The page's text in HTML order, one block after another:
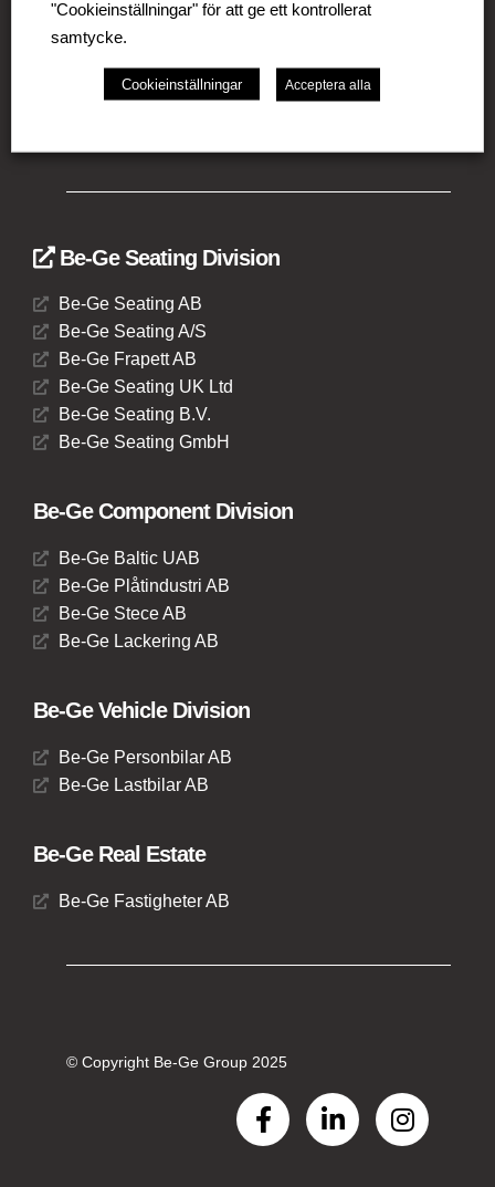
verksamhet i Sverige, Danmark, Storbritannien,
Litauen, Nederländerna och Tyskland. Koncernen
Be-Ge Component Division och Be-Ge Vehicle
Be-Ge Seating Division
Be-Ge Seating AB
Be-Ge Seating A/S
Be-Ge Frapett AB
Be-Ge Seating UK Ltd
Be-Ge Seating B.V.
Be-Ge Seating GmbH
Be-Ge Component Division
Be-Ge Baltic UAB
Be-Ge Plåtindustri AB
Be-Ge Stece AB
Be-Ge Lackering AB
Be-Ge Vehicle Division
Be-Ge Personbilar AB
Be-Ge Lastbilar AB
Be-Ge Real Estate
Be-Ge Fastigheter AB
© Copyright Be-Ge Group 2025
"Cookieinställningar" för att ge ett kontrollerat
samtycke.
Cookieinställningar Acceptera alla